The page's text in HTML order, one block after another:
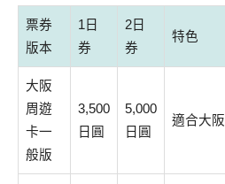
票券
版本
1日
券
2日
券
特色
大阪
周遊
卡一
般版
3,500
日圓
5,000
日圓
適合大